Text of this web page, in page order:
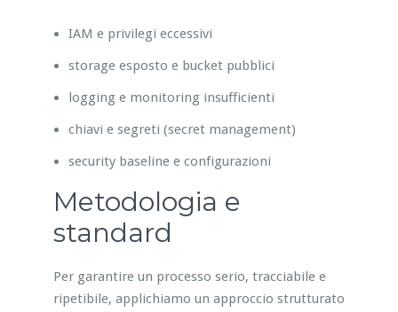
IAM e privilegi eccessivi
storage esposto e bucket pubblici
logging e monitoring insufficienti
chiavi e segreti (secret management)
security baseline e configurazioni
Metodologia e
standard
Per garantire un processo serio, tracciabile e
ripetibile, applichiamo un approccio strutturato